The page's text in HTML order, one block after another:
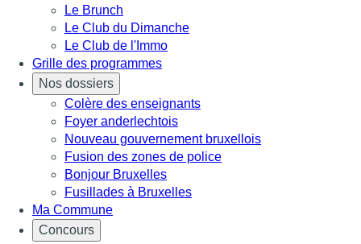
Le Brunch
Le Club du Dimanche
Le Club de l'Immo
Grille des programmes
Nos dossiers
Colère des enseignants
Foyer anderlechtois
Nouveau gouvernement bruxellois
Fusion des zones de police
Bonjour Bruxelles
Fusillades à Bruxelles
Ma Commune
Concours